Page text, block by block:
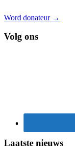
Word donateur →
Volg ons
Laatste nieuws